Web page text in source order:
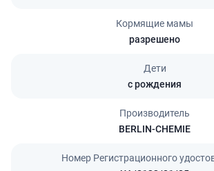
Кормящие мамы
разрешено
Дети
с рождения
Производитель
BERLIN-CHEMIE
Номер Регистрационного